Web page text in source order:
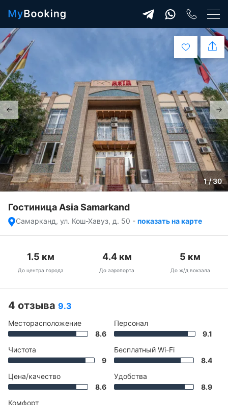
1 / 30
Гостиница Asia Samarkand
Самарканд, ул. Кош-Хавуз, д. 50 - показать на карте
1.5 км
До центра города
4.4км
До аэропорта
5 км
До ж/д вокзала
4 отзыва 9.3
Месторасположение
8.6
Чистота
9
Цена/качество
8.6
Комфорт
Персонал
9.1
Бесплатный Wi-Fi
8.4
Удобства
8.9